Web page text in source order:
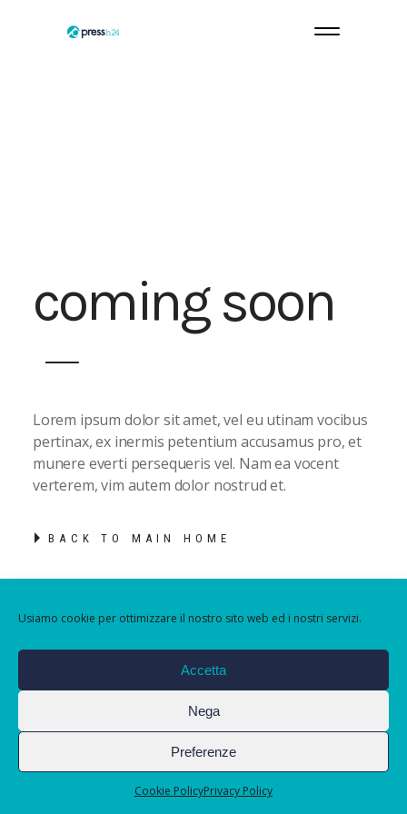
Usiamo cookie per ottimizzare il nostro sito web ed i nostri servizi.
Accetta
Nega
Preferenze
Cookie PolicyPrivacy Policy
coming soon
Lorem ipsum dolor sit amet, vel eu utinam vocibus
pertinax, ex inermis petentium accusamus pro, et
munere everti persequeris vel. Nam ea vocent
verterem, vim autem dolor nostrud et.
BACK TO MAIN HOME